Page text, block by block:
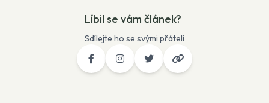
Líbil se vám článek?
Sdílejte ho se svými přáteli